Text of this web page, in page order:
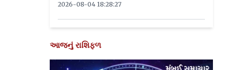
2026-08-04 18:28:27
આજનું રાશિફળ